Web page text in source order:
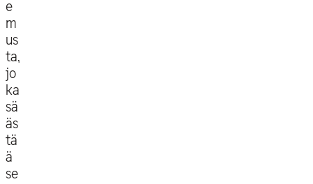
e
m
us
ta,
jo
ka
sä
äs
tä
ä
se